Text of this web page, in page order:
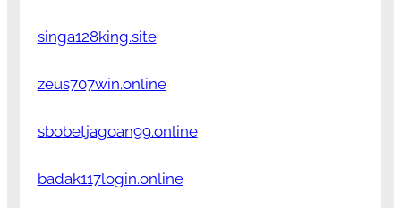
singa128king.site
zeus707win.online
sbobetjagoan99.online
badak117login.online